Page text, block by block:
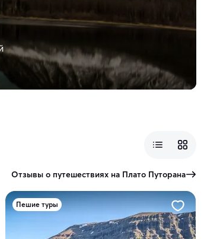
Отзывы о путешествиях на Плато Путорана
Пешие туры